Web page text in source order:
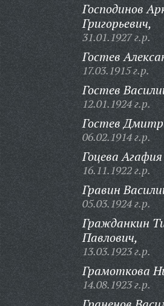
Господинов
Григорьевич,
31.01.1927 г.р.
Гостев
17.03.1915 г.р.
Гостев
12.01.1924 г.р.
Гостев
06.02.1914 г.р.
Гоцева
16.11.1922 г.р.
Гравин
05.03.1924 г.р.
Гражданкин
Павлович,
13.03.1923 г.р.
Грамоткова
14.08.1923 г.р.